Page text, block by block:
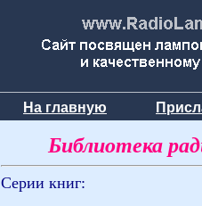
На главную
Библиотека
Серии книг: